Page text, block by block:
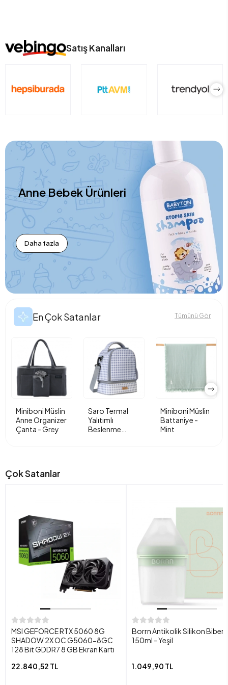
Satış Kanalları
Anne Bebek Ürünleri
Daha fazla
En Çok Satanlar Tümünü Gör
Miniboni Müslin
Anne Organizer
Çanta - Grey
Saro Termal
Yalıtımlı
Beslenme
Miniboni Müslin
Battaniye -
Mint
Çok Satanlar
MSI GEFORCE RTX 5060 8G
SHADOW 2X OC G5060-8GC
128 Bit GDDR7 8 GB Ekran Kartı
22.840,52 TL
Borrn Antikolik Silikon
150ml - Yeşil
1.049,90 TL